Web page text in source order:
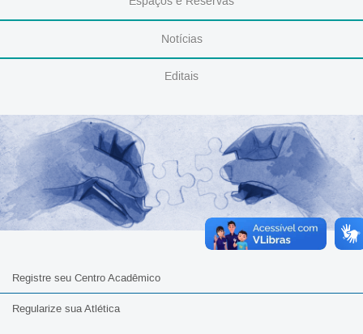
Notícias
Editais
Registre seu Centro Acadêmico
Regularize sua Atlética